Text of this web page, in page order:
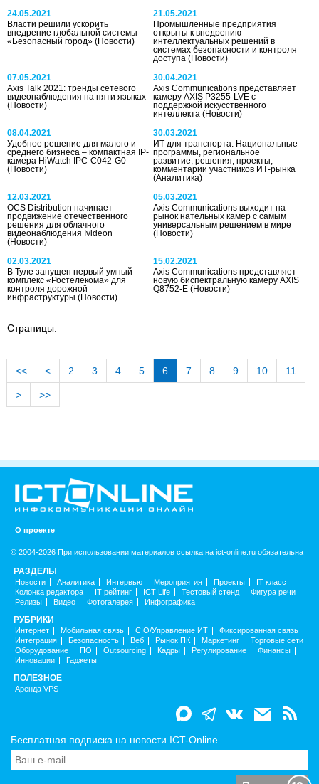
24.05.2021
Власти решили ускорить
внедрение глобальной системы
«Безопасный город» (Новости)
21.05.2021
Промышленные предприятия
открыты к внедрению
интеллектуальных решений в
системах безопасности и контроля
доступа(Новости)
07.05.2021
Axis Talk 2021: тренды сетевого
видеонаблюдения на пяти языках
(Новости)
30.04.2021
Axis Communications представляет
камеру AXIS P3255-LVE с
поддержкой искусственного
интеллекта(Новости)
08.04.2021
Удобное решение для малого и
среднего бизнеса – компактная IP-
камера HiWatch IPC-C042-G0
(Новости)
30.03.2021
ИТ для транспорта. Национальные
программы, региональное
развитие, решения, проекты,
комментарии участников ИТ-рынка
(Аналитика)
12.03.2021
OCS Distribution начинает
продвижение отечественного
решения для облачного
видеонаблюдения Ivideon
(Новости)
05.03.2021
Axis Communications выходит на
рынок нательных камер с самым
универсальным решением в мире
(Новости)
02.03.2021
В Туле запущен первый умный
комплекс «Ростелекома» для
контроля дорожной
инфраструктуры (Новости)
15.02.2021
Axis Communications представляет
новую биспектральную камеру AXIS
Q8752-E(Новости)
Страницы:
<< < 2 3 4 5 6 7 8 9 10 11
> >>
О проекте
© 2004-2026 При использовании материалов ссылка на ict-online.ru обязательна
РАЗДЕЛЫ
Новости Аналитика Интервью Мероприятия Проекты
IT класс
Колонка редактора
IT рейтинг ICT Life Тестовый стенд
Фигура речи
Релизы
Видео Фотогалерея Инфографика
РУБРИКИ
Интернет Мобильная связь CIO/Управление ИТ
Фиксированная связь
Интеграция
Безопасность Веб Рынок ПК Маркетинг
Торговые сети
Оборудование
ПО Outsourcing Кадры Регулирование
Финансы
Инновации
Гаджеты
ПОЛЕЗНОЕ
Аренда VPS
Бесплатная подписка на новости ICT-Online